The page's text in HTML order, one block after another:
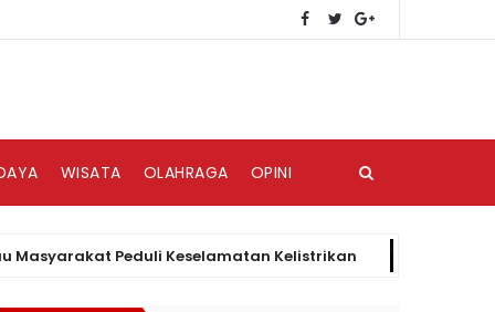
WISATA OLAHRAGA OPINI
Peduli Keselamatan Kelistrikan